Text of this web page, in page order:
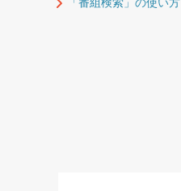
「番組検索」の使い方